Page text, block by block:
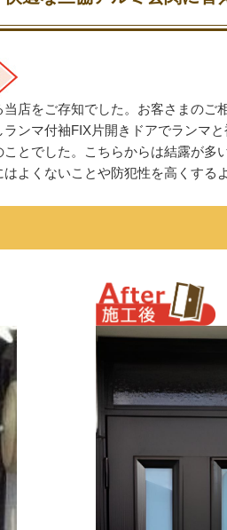
店をご存知でした。お客さまのご
ンマ付袖FIX片開きドアでランマ
とでした。こちらからは結露が多
よくないことや防犯性を高くする